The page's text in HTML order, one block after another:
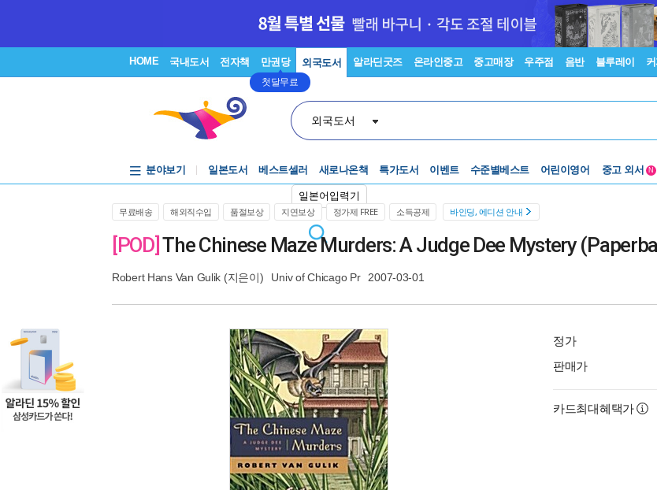
HOME 국내도서 전자책 만권당
첫달무료
외국도서 알라딘굿즈 온라인중고 중고매장 우주점 음반 블루레이 커
외국도서
일본어입력기
분야보기 일본도서 베스트셀러 새로나온책 특가도서 이벤트
Lexile®
어린이영어
5백원부터
N
무료배송 해외직수입 품절보상 지연보상 정가제 FREE 소득공제 바인딩, 에디션 안내
[POD] The Chinese Maze Murders: A Judge Dee Mystery
Robert Hans Van Gulik (지은이) Univ of Chicago Pr 2007-03-01
정가
판매가
카드최대혜택가